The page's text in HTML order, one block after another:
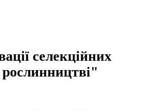
селекційних